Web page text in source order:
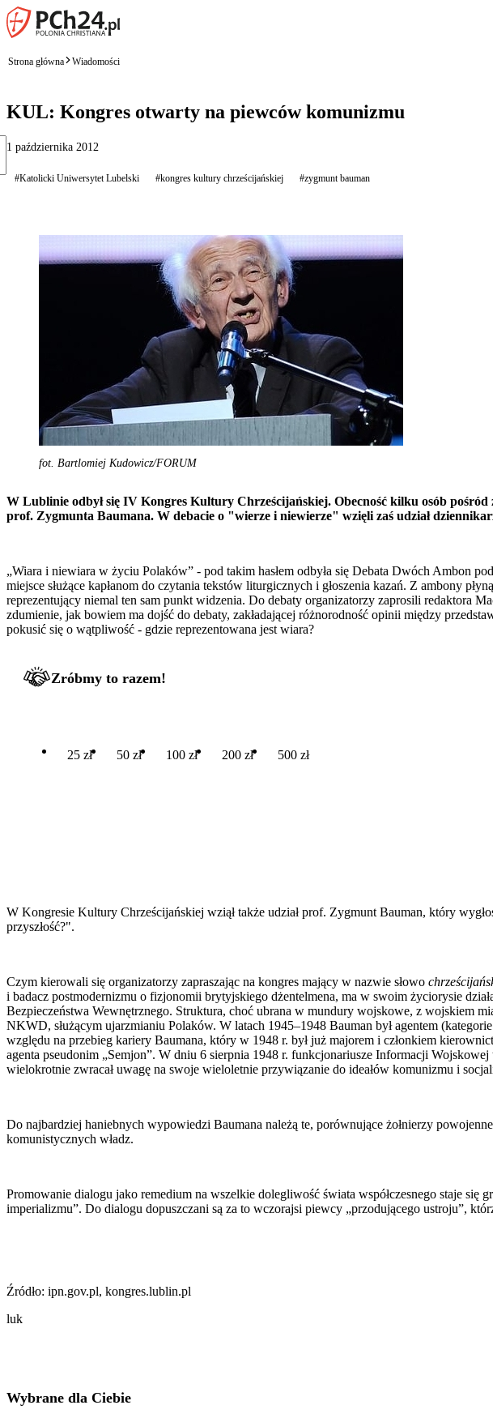
Strona główna Wiadomości
KUL: Kongres otwarty na piewców komunizmu
1 października 2012
#Katolicki Uniwersytet Lubelski #kongres kultury chrześcijańskiej #zygmunt bauman
fot. Bartlomiej Kudowicz/FORUM
W Lublinie odbył się IV Kongres Kultury Chrześcijańskiej. Obecność kilku osób
prof. Zygmunta Baumana. W debacie o "wierze i niewierze" wzięli zaś udział
„Wiara i niewiara w życiu Polaków” - pod takim hasłem odbyła się Debata Dwóch Ambon
miejsce służące kapłanom do czytania tekstów liturgicznych i głoszenia kazań. Z ambony
reprezentujący niemal ten sam punkt widzenia. Do debaty organizatorzy zaprosili redaktora
zdumienie, jak bowiem ma dojść do debaty, zakładającej różnorodność opinii między
pokusić się o wątpliwość - gdzie reprezentowana jest wiara?
Zróbmy to razem!
25 zł 50 zł 100 zł 200 zł 500 zł
W Kongresie Kultury Chrześcijańskiej wziął także udział prof. Zygmunt Bauman, który
przyszłość?".
Czym kierowali się organizatorzy zapraszając na kongres mający w nazwie słowo
i badacz postmodernizmu o fizjonomii brytyjskiego dżentelmena, ma w swoim życiorysie
Bezpieczeństwa Wewnętrznego. Struktura, choć ubrana w mundury wojskowe, z wojskiem
NKWD, służącym ujarzmianiu Polaków. W latach 1945–1948 Bauman był agentem
względu na przebieg kariery Baumana, który w 1948 r. był już majorem i członkiem
agenta pseudonim „Semjon”. W dniu 6 sierpnia 1948 r. funkcjonariusze Informacji
wielokrotnie zwracał uwagę na swoje wieloletnie przywiązanie do ideałów komunizmu i
Do najbardziej haniebnych wypowiedzi Baumana należą te, porównujące żołnierzy
komunistycznych władz.
Promowanie dialogu jako remedium na wszelkie dolegliwość świata współczesnego staje
imperializmu”. Do dialogu dopuszczani są za to wczorajsi piewcy „przodującego ustroju”,
Źródło: ipn.gov.pl, kongres.lublin.pl
luk
Wybrane dla Ciebie